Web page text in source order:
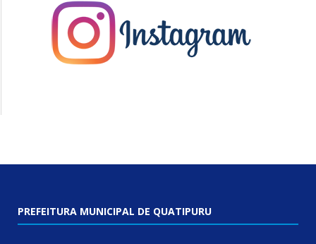
PREFEITURA MUNICIPAL DE QUATIPURU